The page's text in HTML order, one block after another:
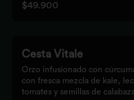
$49.900
Cesta Vitale
Orzo infusionado con
con fresca mezcla de kale,
tomates y semillas de